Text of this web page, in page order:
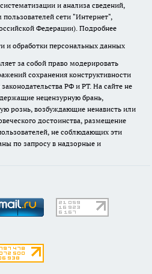
и анализа сведений,
сети "Интернет",
Федерации).Подробнее
и обработки персональных данных
за собой право модерировать
сохранения конструктивности
РФ и РТ. На сайте не
нецензурную брань,
рознь, возбуждающие ненависть или
достоинства, размещение
не соблюдающих эти
по запросу в надзорные и